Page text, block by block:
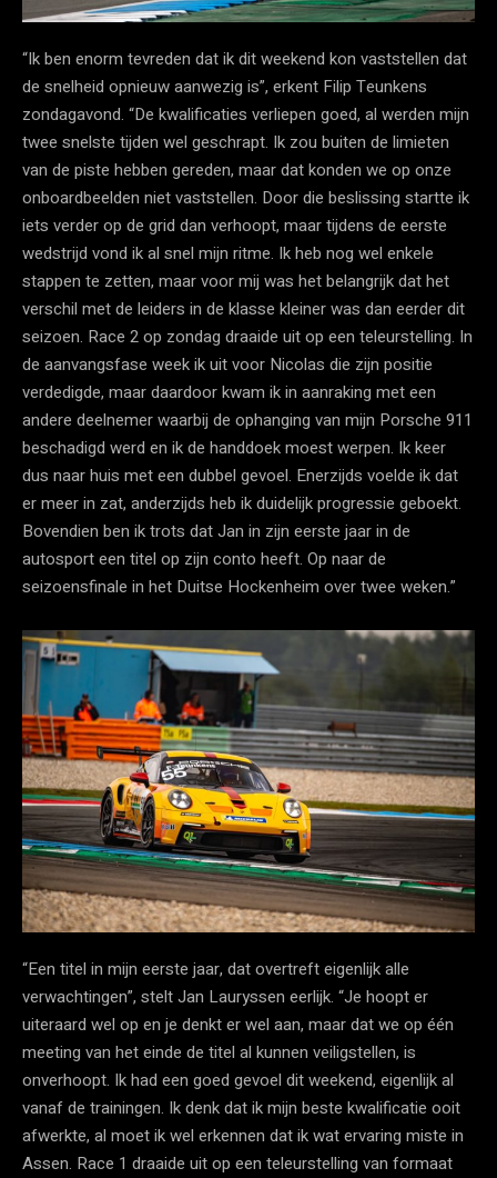
“Ik ben enorm tevreden dat ik dit weekend kon vaststellen dat
de snelheid opnieuw aanwezig is”, erkent Filip Teunkens
zondagavond. “De kwalificaties verliepen goed, al werden mijn
twee snelste tijden wel geschrapt. Ik zou buiten de limieten
van de piste hebben gereden, maar dat konden we op onze
onboardbeelden niet vaststellen. Door die beslissing startte ik
iets verder op de grid dan verhoopt, maar tijdens de eerste
wedstrijd vond ik al snel mijn ritme. Ik heb nog wel enkele
stappen te zetten, maar voor mij was het belangrijk dat het
verschil met de leiders in de klasse kleiner was dan eerder dit
seizoen. Race 2 op zondag draaide uit op een teleurstelling. In
de aanvangsfase week ik uit voor Nicolas die zijn positie
verdedigde, maar daardoor kwam ik in aanraking met een
andere deelnemer waarbij de ophanging van mijn Porsche 911
beschadigd werd en ik de handdoek moest werpen. Ik keer
dus naar huis met een dubbel gevoel. Enerzijds voelde ik dat
er meer in zat, anderzijds heb ik duidelijk progressie geboekt.
Bovendien ben ik trots dat Jan in zijn eerste jaar in de
autosport een titel op zijn conto heeft. Op naar de
seizoensfinale in het Duitse Hockenheim over twee weken.”
“Een titel in mijn eerste jaar, dat overtreft eigenlijk alle
verwachtingen”, stelt Jan Lauryssen eerlijk. “Je hoopt er
uiteraard wel op en je denkt er wel aan, maar dat we op één
meeting van het einde de titel al kunnen veiligstellen, is
onverhoopt. Ik had een goed gevoel dit weekend, eigenlijk al
vanaf de trainingen. Ik denk dat ik mijn beste kwalificatie ooit
afwerkte, al moet ik wel erkennen dat ik wat ervaring miste in
Assen. Race 1 draaide uit op een teleurstelling van formaat